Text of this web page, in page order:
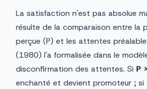
La satisfaction n'est pas absolue
résulte de la comparaison entre la
perçue (P) et les attentes
(1980) l'a formalisée dans le
disconfirmation des attentes. Si P
enchanté et devient promoteur ; si